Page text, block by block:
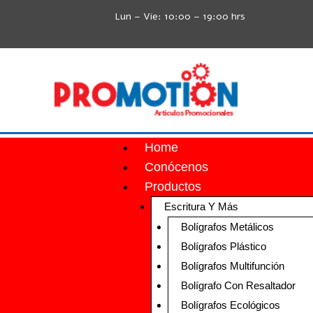
Lun – Vie: 10:00 – 19:00 hrs
Home
Conócenos
Productos
Escritura Y Más
Bolígrafos Metálicos
Bolígrafos Plástico
Bolígrafos Multifunción
Bolígrafo Con Resaltador
Bolígrafos Ecológicos